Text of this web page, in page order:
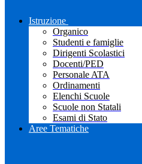
Istruzione
Organico
Studenti e famiglie
Dirigenti Scolastici
Docenti/PED
Personale ATA
Ordinamenti
Elenchi Scuole
Scuole non Statali
Esami di Stato
Aree Tematiche